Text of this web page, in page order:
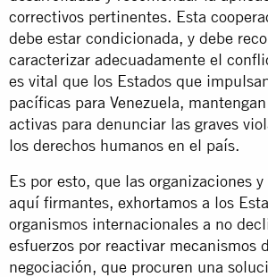
correctivos pertinentes. Esta
debe estar condicionada, y debe
caracterizar adecuadamente el
es vital que los Estados que
pacíficas para Venezuela,
activas para denunciar las graves
los derechos humanos en el país.
Es por esto, que las organizaciones y
aquí firmantes, exhortamos a los
organismos internacionales a no
esfuerzos por reactivar mecanismos
negociación, que procuren una